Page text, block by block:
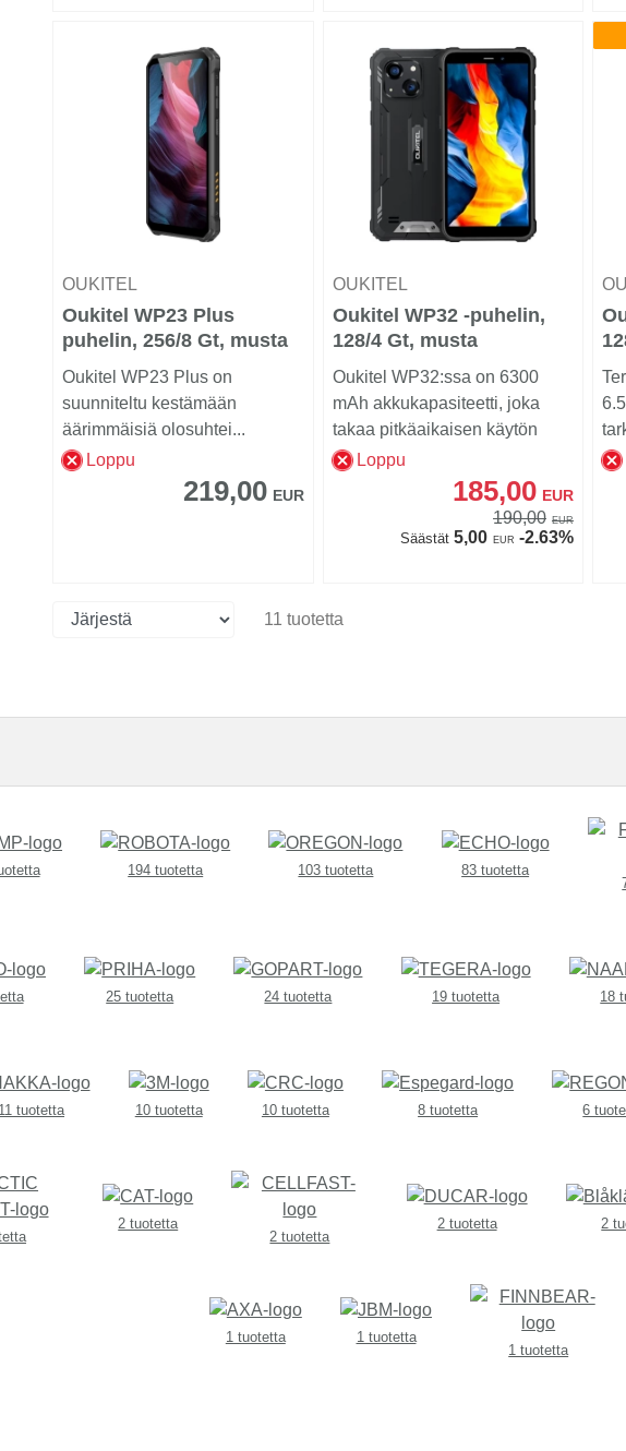
OUKITEL
Oukitel WP23 Plus
puhelin, 256/8 Gt, musta
Oukitel WP23 Plus on
suunniteltu kestämään
äärimmäisiä olosuhtei...
Loppu
219,00 EUR
OUKITEL
Oukitel WP32 -puhelin,
128/4 Gt, musta
Oukitel WP32:ssa on 6300
mAh akkukapasiteetti, joka
takaa pitkäaikaisen käytön
ilman huolta akun lo...
Loppu
185,00 EUR
190,00 EUR
Säästät 5,00 EUR -2.63%
11 tuotetta
194 tuotetta 103 tuotetta
83 tuotetta
25 tuotetta 24 tuotetta 19 tuotetta
18
11 tuotetta 10 tuotetta 10 tuotetta 8 tuotetta 6
2 tuotetta
2 tuotetta
2 tuotetta 2
1 tuotetta
1 tuotetta
1 tuotetta